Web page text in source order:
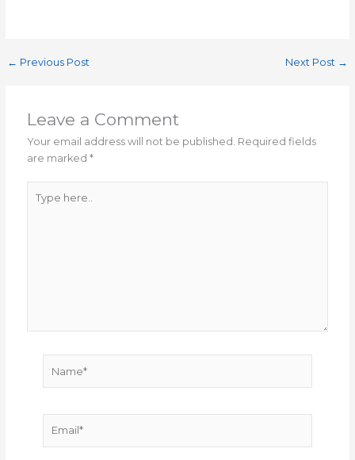
← Previous Post Next Post →
Leave a Comment
Your email address will not be published. Required fields
are marked*
here..